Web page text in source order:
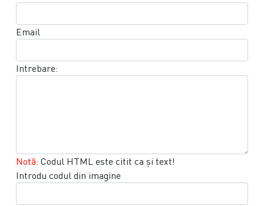
Email
Intrebare:
Notă: Codul HTML este citit ca şi text!
Introdu codul din imagine